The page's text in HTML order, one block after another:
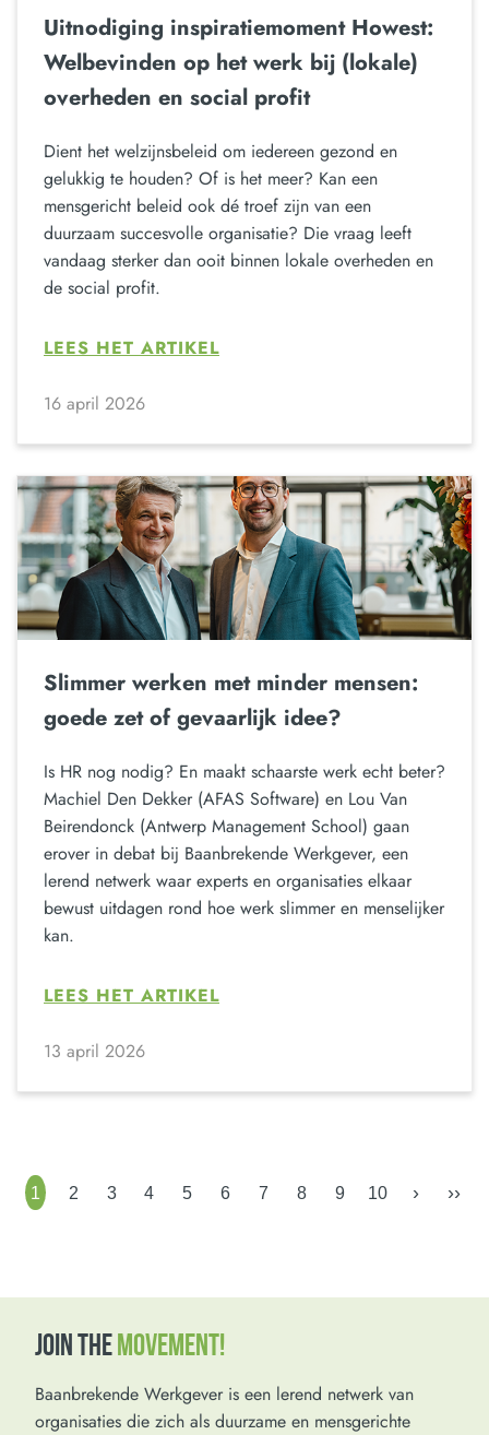
Uitnodiging inspiratiemoment Howest:
Welbevinden op het werk bij (lokale)
overheden en social profit
Dient het welzijnsbeleid om iedereen gezond en
gelukkig te houden? Of is het meer? Kan een
mensgericht beleid ook dé troef zijn van een
duurzaam succesvolle organisatie? Die vraag leeft
vandaag sterker dan ooit binnen lokale overheden en
de social profit.
LEES HET ARTIKEL
16 april 2026
Slimmer werken met minder mensen:
goede zet of gevaarlijk idee?
Is HR nog nodig? En maakt schaarste werk echt beter?
Machiel Den Dekker (AFAS Software) en Lou Van
Beirendonck (Antwerp Management School) gaan
erover in debat bij Baanbrekende Werkgever, een
lerend netwerk waar experts en organisaties elkaar
bewust uitdagen rond hoe werk slimmer en menselijker
kan.
LEES HET ARTIKEL
13 april 2026
1 2 3 4 5 6 7 8 9 10 › ››
JOIN THEMOVEMENT!
Baanbrekende Werkgever is een lerend netwerk van
organisaties die zich als duurzame en mensgerichte